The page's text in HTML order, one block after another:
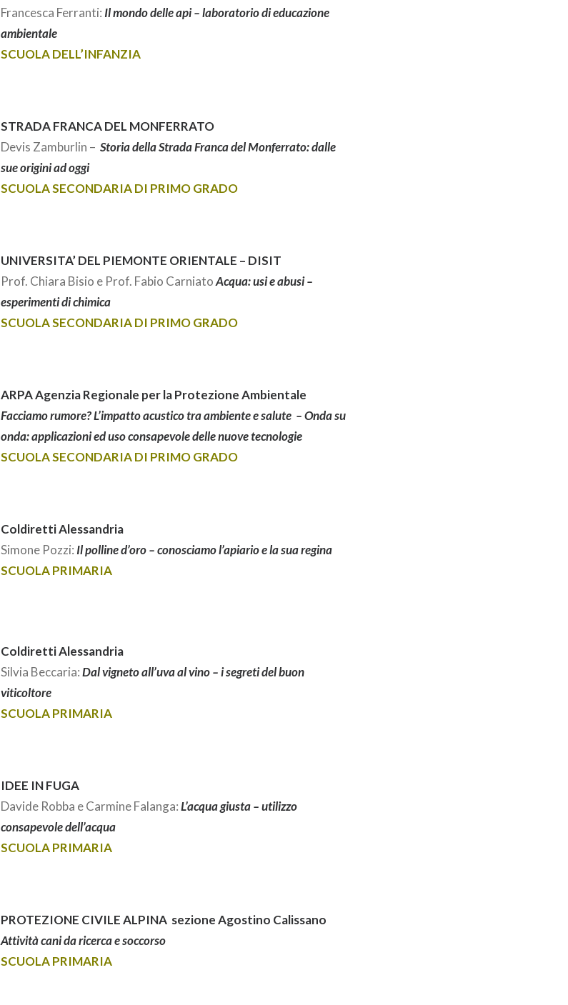
Francesca Ferranti: Il mondo delle api – laboratorio di educazione
ambientale
SCUOLA DELL’INFANZIA
STRADA FRANCA DEL MONFERRATO
Devis Zamburlin – Storia della Strada Franca del Monferrato: dalle
sue origini ad oggi
SCUOLA SECONDARIA DI PRIMO GRADO
UNIVERSITA’ DEL PIEMONTE ORIENTALE – DISIT
Prof. Chiara Bisio e Prof. Fabio CarniatoAcqua: usi e abusi –
esperimenti di chimica
SCUOLA SECONDARIA DI PRIMO GRADO
ARPA Agenzia Regionale per la Protezione Ambientale
Facciamo rumore? L’impatto acustico tra ambiente e salute – Onda su
onda: applicazioni ed uso consapevole delle nuove tecnologie
SCUOLA SECONDARIA DI PRIMO GRADO
Coldiretti Alessandria
Simone Pozzi: Il polline d’oro – conosciamo l’apiario e la sua regina
SCUOLA PRIMARIA
Coldiretti Alessandria
Silvia Beccaria:Dal vigneto all’uva al vino – i segreti del buon
viticoltore
SCUOLA PRIMARIA
IDEE IN FUGA
Davide Robba e Carmine Falanga:L’acqua giusta – utilizzo
consapevole dell’acqua
SCUOLA PRIMARIA
PROTEZIONE CIVILE ALPINA sezione Agostino Calissano
Attività cani da ricerca e soccorso
SCUOLA PRIMARIA